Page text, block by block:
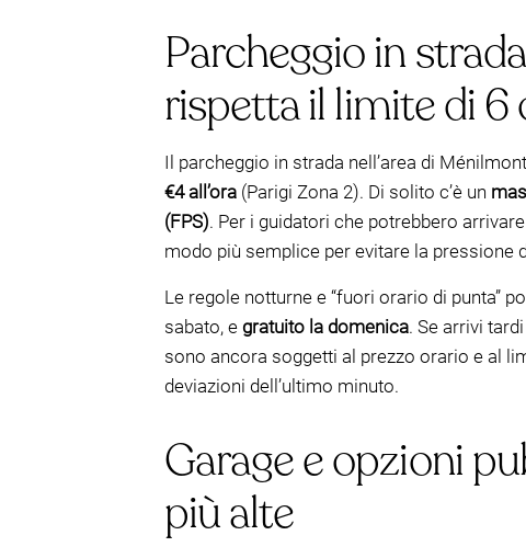
Parcheggio in
rispetta il limite di 6
Il parcheggio in strada nell’area di
€4 all’ora (Parigi Zona 2). Di solito c’è un
(FPS). Per i guidatori che potrebbero
modo più semplice per evitare la pressione
Le regole notturne e “fuori orario di punta”
sabato, e gratuito la domenica. Se arrivi
sono ancora soggetti al prezzo orario e al
deviazioni dell’ultimo minuto.
Garage e opzioni
più alte